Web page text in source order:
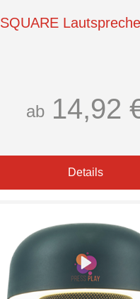
SQUARE
ab 14,92
Details